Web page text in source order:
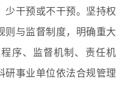
少干预或不干预。坚持权
则与监督制度，明确重大
序、监督机制、责任机
研事业单位依法合规管理